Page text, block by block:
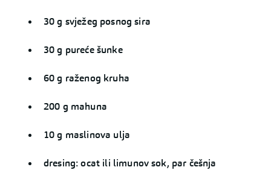
30 g svježeg posnog sira
30 g pureće šunke
60 g raženog kruha
200 g mahuna
10 g maslinova ulja
dresing: ocat ili limunov sok, par češnja